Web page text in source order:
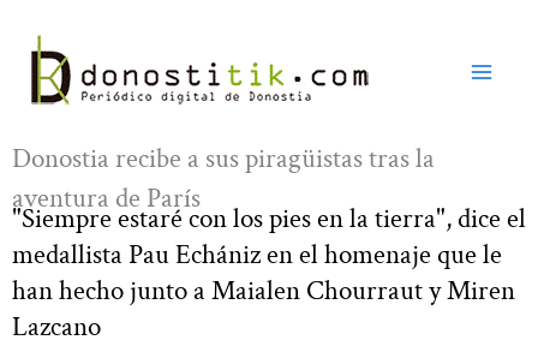
contenido
Donostia recibe a sus piragüistas tras la
aventura de París
"Siempre estaré con los pies en la tierra", dice el
medallista Pau Echániz en el homenaje que le
han hecho junto a Maialen Chourraut y Miren
Lazcano